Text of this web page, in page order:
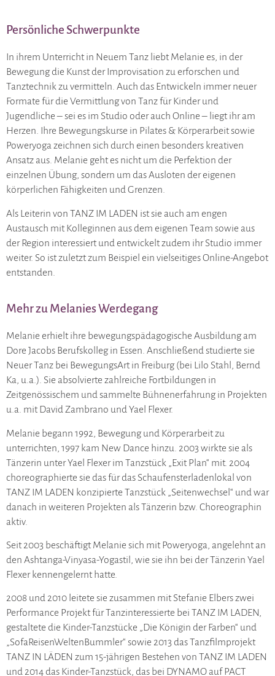
Persönliche Schwerpunkte
In ihrem Unterricht in Neuem Tanz liebt Melanie es, in der
Bewegung die Kunst der Improvisation zu erforschen und
Tanztechnik zu vermitteln. Auch das Entwickeln immer neuer
Formate für die Vermittlung von Tanz für Kinder und
Jugendliche – sei es im Studio oder auch Online – liegt ihr am
Herzen. Ihre Bewegungskurse in Pilates & Körperarbeit sowie
Poweryoga zeichnen sich durch einen besonders kreativen
Ansatz aus. Melanie geht es nicht um die Perfektion der
einzelnen Übung, sondern um das Ausloten der eigenen
körperlichen Fähigkeiten und Grenzen.
Als Leiterin von TANZ IM LADEN ist sie auch am engen
Austausch mit Kolleginnen aus dem eigenen Team sowie aus
der Region interessiert und entwickelt zudem ihr Studio immer
weiter. So ist zuletzt zum Beispiel ein vielseitiges Online-Angebot
entstanden.
Mehr zu Melanies Werdegang
Melanie erhielt ihre bewegungspädagogische Ausbildung am
Dore Jacobs Berufskolleg in Essen. Anschließend studierte sie
Neuer Tanz bei BewegungsArt in Freiburg (bei Lilo Stahl, Bernd
Ka, u.a.). Sie absolvierte zahlreiche Fortbildungen in
Zeitgenössischem und sammelte Bühnenerfahrung in Projekten
u.a. mit David Zambrano und Yael Flexer.
Melanie begann 1992, Bewegung und Körperarbeit zu
unterrichten, 1997 kam New Dance hinzu. 2003 wirkte sie als
Tänzerin unter Yael Flexer im Tanzstück „Exit Plan“ mit. 2004
choreographierte sie das für das Schaufensterladenlokal von
TANZ IM LADEN konzipierte Tanzstück „Seitenwechsel“ und war
danach in weiteren Projekten als Tänzerin bzw. Choreographin
aktiv.
Seit 2003 beschäftigt Melanie sich mit Poweryoga, angelehnt an
den Ashtanga-Vinyasa-Yogastil, wie sie ihn bei der Tänzerin Yael
Flexer kennengelernt hatte.
2008 und 2010 leitete sie zusammen mit Stefanie Elbers zwei
Performance Projekt für Tanzinteressierte bei TANZ IM LADEN,
gestaltete die Kinder-Tanzstücke „Die Königin der Farben“ und
„SofaReisenWeltenBummler“ sowie 2013 das Tanzfilmprojekt
TANZ IN LÄDEN zum 15-jährigen Bestehen von TANZ IM LADEN
und 2014 das Kinder-Tanzstück, das bei DYNAMO auf PACT